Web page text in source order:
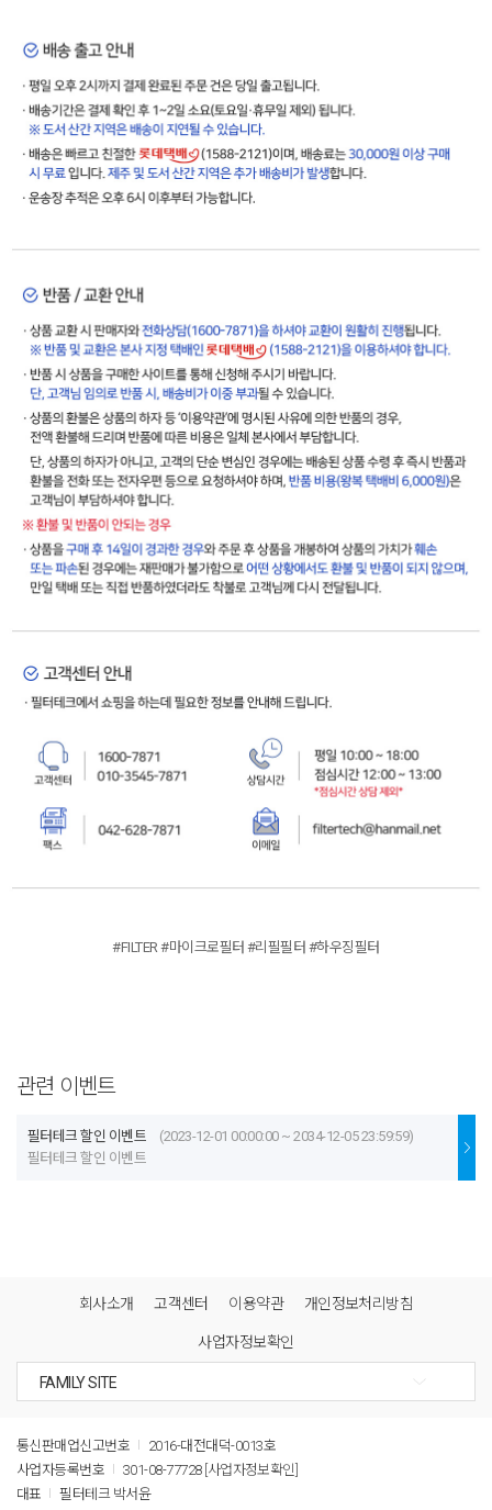
#FILTER #마이크로필터 #리필필터 #하우징필터
관련 이벤트
필터테크 할인 이벤트
(2023-12-01 00:00:00 ~ 2034-12-05 23:59:59)
필터테크 할인 이벤트
회사소개 고객센터 이용약관 개인정보처리방침
사업자정보확인
통신판매업신고번호
2016-대전대덕-0013호
사업자등록번호
301-08-77728 [사업자정보확인]
대표
필터테크 박서윤